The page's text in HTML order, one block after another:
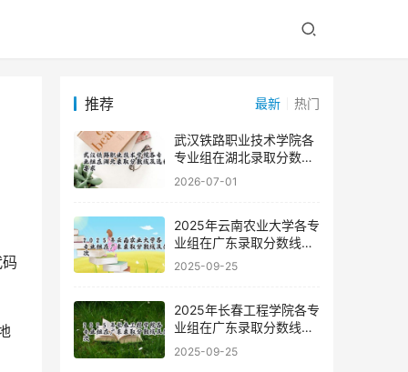
推荐 最新 热门
武汉铁路职业技术学院各
专业组在湖北录取分数线
及选科要求
2026-07-01
2025年云南农业大学各专
业组在广东录取分数线及
位次
2025-09-25
2025年长春工程学院各专
业组在广东录取分数线及
位次
2025-09-25